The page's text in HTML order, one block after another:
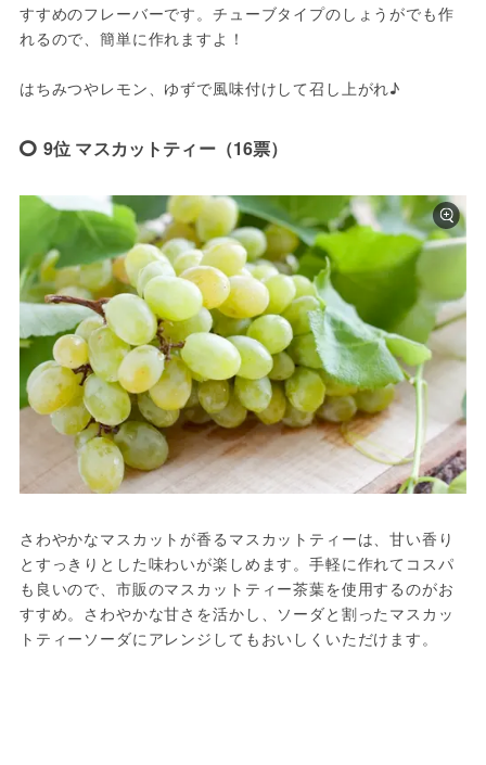
すすめのフレーバーです。チューブタイプのしょうがでも作
れるので、簡単に作れますよ！
はちみつやレモン、ゆずで風味付けして召し上がれ♪
9位 マスカットティー（16票）
さわやかなマスカットが香るマスカットティーは、甘い香り
とすっきりとした味わいが楽しめます。手軽に作れてコスパ
も良いので、市販のマスカットティー茶葉を使用するのがお
すすめ。さわやかな甘さを活かし、ソーダと割ったマスカッ
トティーソーダにアレンジしてもおいしくいただけます。